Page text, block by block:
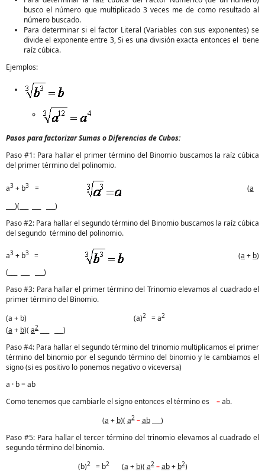
busco el número que multiplicado 3 veces me de como resultado al
número buscado.
Para determinar si el factor Literal (Variables con sus exponentes) se
divide el exponente entre 3, Si es una división exacta entonces el tiene
raíz cúbica.
Ejemplos:
Pasos para factorizar Sumas o Diferencias de Cubos:
Paso #1: Para hallar el primer término del Binomio buscamos la raíz cúbica
del primer término del polinomio.
a3 + b3 = (a
___)(___ ___ ___)
Paso #2: Para hallar el segundo término del Binomio buscamos la raíz cúbica
del segundo término del polinomio.
a3 + b3 = (a + b)
(___ ___ ___)
Paso #3: Para hallar el primer término del Trinomio elevamos al cuadrado el
primer término del Binomio.
(a + b) (a)2= a2
(a + b)( a2
___ ___)
Paso #4: Para hallar el segundo término del trinomio multiplicamos el primer
término del binomio por el segundo término del binomio y le cambiamos el
signo (si es positivo lo ponemos negativo o viceversa)
a · b = ab
Como tenemos que cambiarle el signo entonces el término es –ab.
(a + b)( a2 – ab___)
Paso #5: Para hallar el tercer término del trinomio elevamos al cuadrado el
segundo término del binomio.
(b)2= b2(a + b)( a2 – ab+ b2)